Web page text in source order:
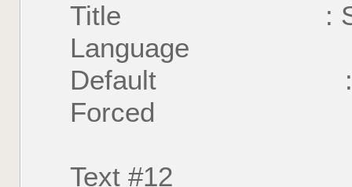
Title :
Language :
Default :
Forced :
Text #12